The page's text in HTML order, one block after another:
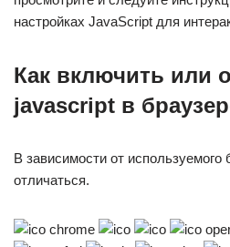
настройках JavaScript для
Как включить или
javascript в
В зависимости от используемого
отличаться.